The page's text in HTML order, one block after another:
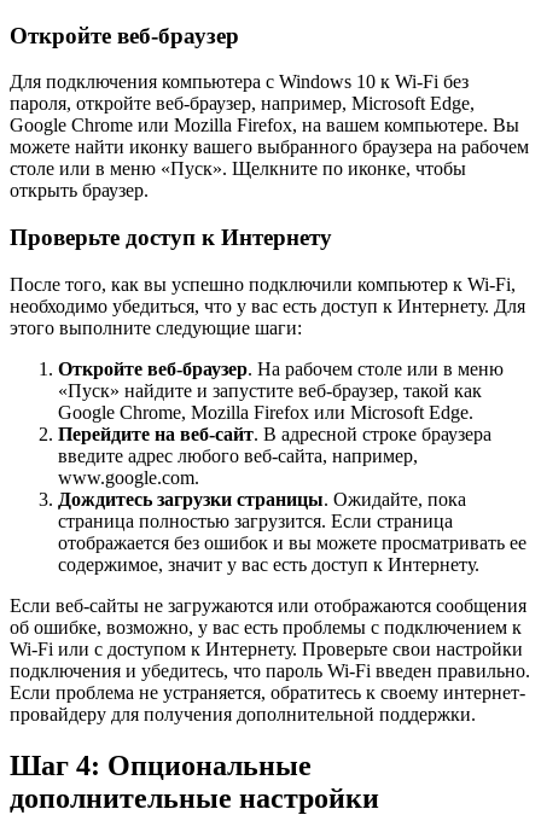
Откройте веб-браузер
Для подключения компьютера с Windows 10 к Wi-Fi без
пароля, откройте веб-браузер, например, Microsoft Edge,
Google Chrome или Mozilla Firefox, на вашем компьютере. Вы
можете найти иконку вашего выбранного браузера на рабочем
столе или в меню «Пуск». Щелкните по иконке, чтобы
открыть браузер.
Проверьте доступ к Интернету
После того, как вы успешно подключили компьютер к Wi-Fi,
необходимо убедиться, что у вас есть доступ к Интернету. Для
этого выполните следующие шаги:
Откройте веб-браузер. На рабочем столе или в меню
«Пуск» найдите и запустите веб-браузер, такой как
Google Chrome, Mozilla Firefox или Microsoft Edge.
Перейдите на веб-сайт. В адресной строке браузера
введите адрес любого веб-сайта, например,
www.google.com.
Дождитесь загрузки страницы. Ожидайте, пока
страница полностью загрузится. Если страница
отображается без ошибок и вы можете просматривать ее
содержимое, значит у вас есть доступ к Интернету.
Если веб-сайты не загружаются или отображаются сообщения
об ошибке, возможно, у вас есть проблемы с подключением к
Wi-Fi или с доступом к Интернету. Проверьте свои настройки
подключения и убедитесь, что пароль Wi-Fi введен правильно.
Если проблема не устраняется, обратитесь к своему интернет-
провайдеру для получения дополнительной поддержки.
Шаг 4: Опциональные
дополнительные настройки